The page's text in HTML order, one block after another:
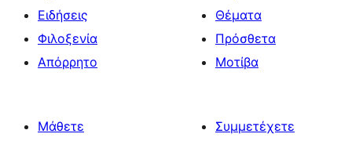
Ειδήσεις
Φιλοξενία
Απόρρητο
Θέματα
Πρόσθετα
Μοτίβα
Μάθετε
Συμμετέχετε